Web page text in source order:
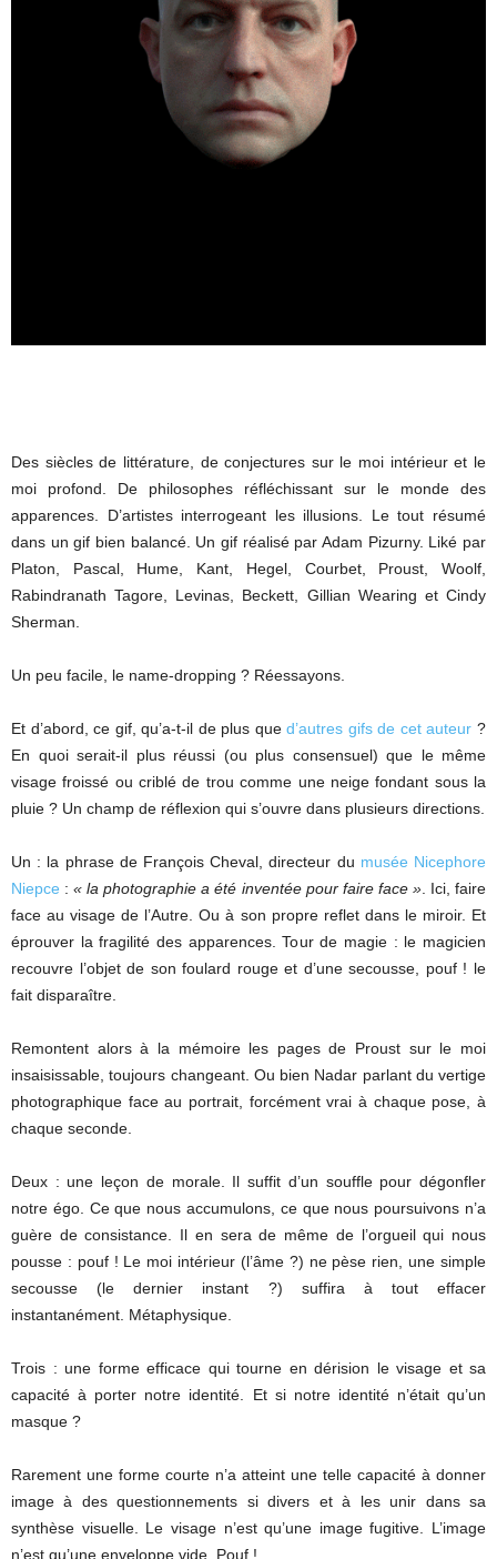
Des siècles de littérature, de conjectures sur le moi intérieur et le
moi profond. De philosophes réfléchissant sur le monde des
apparences. D’artistes interrogeant les illusions. Le tout résumé
dans un gif bien balancé. Un gif réalisé par Adam Pizurny. Liké par
Platon, Pascal, Hume, Kant, Hegel, Courbet, Proust, Woolf,
Rabindranath Tagore, Levinas, Beckett, Gillian Wearing et Cindy
Sherman.
Un peu facile, le name-dropping ? Réessayons.
Et d’abord, ce gif, qu’a-t-il de plus qued’autres gifs de cet auteur ?
En quoi serait-il plus réussi (ou plus consensuel) que le même
visage froissé ou criblé de trou comme une neige fondant sous la
pluie ? Un champ de réflexion qui s’ouvre dans plusieurs directions.
Un : la phrase de François Cheval, directeur du musée Nicephore
Niepce :« la photographie a été inventée pour faire face ». Ici, faire
face au visage de l’Autre. Ou à son propre reflet dans le miroir. Et
éprouver la fragilité des apparences. Tour de magie : le magicien
recouvre l’objet de son foulard rouge et d’une secousse, pouf ! le
fait disparaître.
Remontent alors à la mémoire les pages de Proust sur le moi
insaisissable, toujours changeant. Ou bien Nadar parlant du vertige
photographique face au portrait, forcément vrai à chaque pose, à
chaque seconde.
Deux : une leçon de morale. Il suffit d’un souffle pour dégonfler
notre égo. Ce que nous accumulons, ce que nous poursuivons n’a
guère de consistance. Il en sera de même de l’orgueil qui nous
pousse : pouf ! Le moi intérieur (l’âme ?) ne pèse rien, une simple
secousse (le dernier instant ?) suffira à tout effacer
instantanément. Métaphysique.
Trois : une forme efficace qui tourne en dérision le visage et sa
capacité à porter notre identité. Et si notre identité n’était qu’un
masque ?
Rarement une forme courte n’a atteint une telle capacité à donner
image à des questionnements si divers et à les unir dans sa
synthèse visuelle. Le visage n’est qu’une image fugitive. L’image
n’est qu’une enveloppe vide. Pouf !